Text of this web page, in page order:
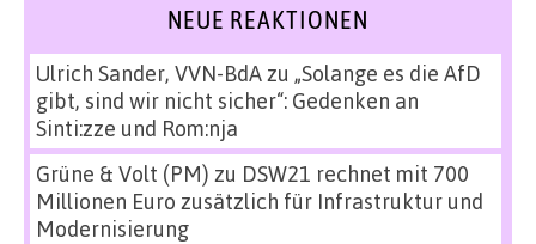
NEUE REAKTIONEN
Ulrich Sander, VVN-BdAzu „Solange es die AfD
gibt, sind wir nicht sicher“: Gedenken an
Sinti:zze und Rom:nja
Grüne & Volt (PM) zu DSW21 rechnet mit 700
Millionen Euro zusätzlich für Infrastruktur und
Modernisierung